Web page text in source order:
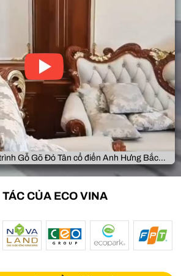
Gỗ Gõ Đỏ Tân cổ điển Anh Hưng Bắc
Giang
CỦA ECO VINA